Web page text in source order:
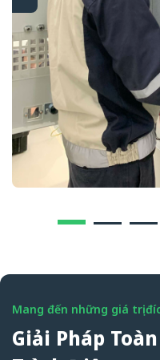
Mang đến những giá trị
Giải Pháp